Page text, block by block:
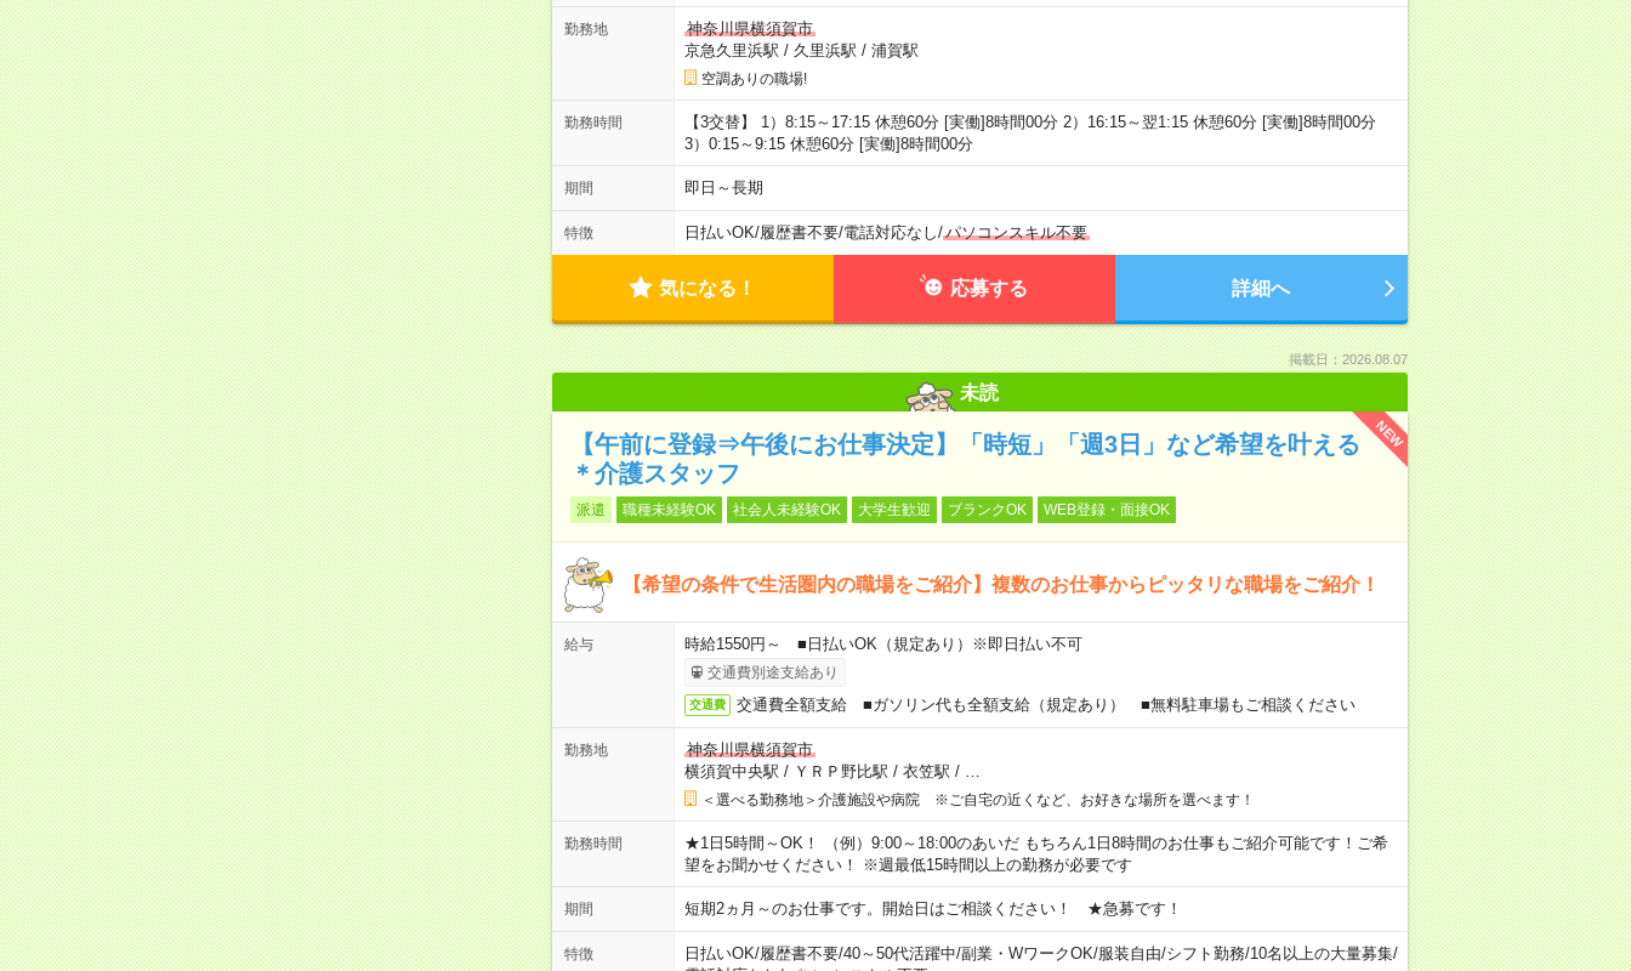
勤務地
神奈川県横須賀市
京急久里浜駅 / 久里浜駅 / 浦賀駅
空調ありの職場!
勤務時間
【3交替】 1）8:15～17:15 休憩60分 [実働]8時間00分 2）16:15～翌1:15 休憩60分 [実働]8時間00分
3）0:15～9:15 休憩60分 [実働]8時間00分
期間 即日～長期
特徴 日払いOK/履歴書不要/電話対応なし/パソコンスキル不要
気になる！ 応募する 詳細へ
掲載日：2026.08.07
未読
NEW
【午前に登録⇒午後にお仕事決定】「時短」「週3日」など希望を叶える
＊介護スタッフ
派遣 職種未経験OK 社会人未経験OK 大学生歓迎 ブランクOK WEB登録・面接OK
【希望の条件で生活圏内の職場をご紹介】複数のお仕事からピッタリな職場をご紹介！
給与 時給1550円～ ■日払いOK（規定あり）※即日払い不可
交通費別途支給あり
交通費 交通費全額支給 ■ガソリン代も全額支給（規定あり） ■無料駐車場もご相談ください
勤務地
神奈川県横須賀市
横須賀中央駅 / ＹＲＰ野比駅 / 衣笠駅 /
＜選べる勤務地＞介護施設や病院 ※ご自宅の近くなど、お好きな場所を選べます！
勤務時間
★1日5時間～OK！ （例）9:00～18:00のあいだ もちろん1日8時間のお仕事もご紹介可能です！ご希
望をお聞かせください！ ※週最低15時間以上の勤務が必要です
期間 短期2ヵ月～のお仕事です。開始日はご相談ください！ ★急募です！
特徴 日払いOK/履歴書不要/40～50代活躍中/副業・WワークOK/服装自由/シフト勤務/10名以上の大量募集/